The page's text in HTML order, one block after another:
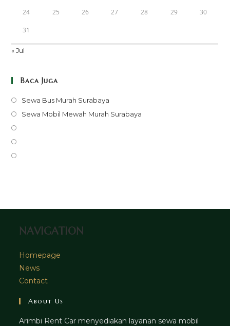
24 25 26 27 28 29 30
31
« Jul
Baca Juga
Sewa Bus Murah Surabaya
in
Sewa Mobil Mewah Murah Surabaya
tab
NAVIGATION
Homepage
News
Contact
About Us
Arimbi Rent Car menyediakan layanan sewa mobil